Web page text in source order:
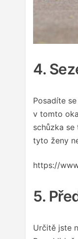
4.
Posadíte
v tomto
schůzka
tyto ženy
https://
5.
Určitě jste